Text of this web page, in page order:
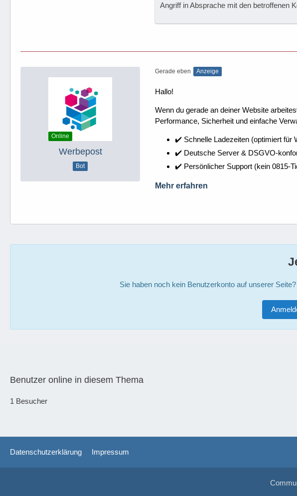
Angriff in Absprache mit den betroffenen
Online
Werbepost
Bot
Gerade eben Anzeige
Hallo!
Wenn du gerade an deiner Website
Performance, Sicherheit und einfache
✔️ Schnelle Ladezeiten (optimiert für
✔️ Deutsche Server & DSGVO-
✔️ Persönlicher Support (kein 0815-
Mehr erfahren
Sie haben noch kein Benutzerkonto auf unserer Seite?
Benutzer online in diesem Thema
1 Besucher
Datenschutzerklärung Impressum